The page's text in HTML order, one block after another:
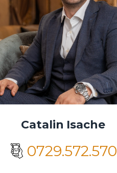
Catalin Isache
0729.572.570